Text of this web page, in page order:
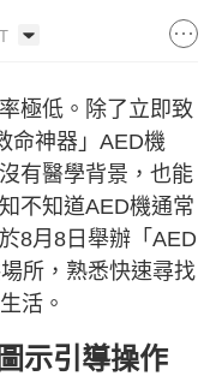
極低。除了立即致
命神器」AED機
有醫學背景，也能
不知道AED機通常
8月8日舉辦「AED
所，熟悉快速尋找
活。
示引導操作